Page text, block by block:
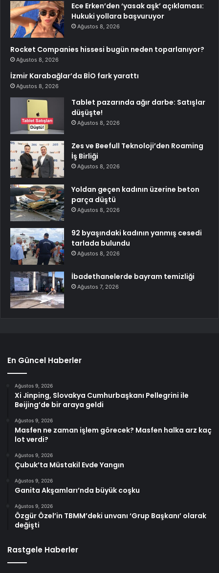
Ece Erken’den ‘yasak aşk’ açıklaması:
Hukuki yollara başvuruyor
Ağustos 8, 2026
Rocket Companies hissesi bugün neden toparlanıyor?
Ağustos 8, 2026
İzmir Karabağlar’da BİO fark yarattı
Ağustos 8, 2026
Tablet pazarında ağır darbe: Satışlar
düşüşte!
Ağustos 8, 2026
Zes ve Beefull Teknoloji’den Roaming
İş Birliği
Ağustos 8, 2026
Yoldan geçen kadının üzerine beton
parça düştü
Ağustos 8, 2026
92 byaşındaki kadının yanmış cesedi
tarlada bulundu
Ağustos 8, 2026
İbadethanelerde bayram temizliği
Ağustos 7, 2026
En Güncel Haberler
Ağustos 9, 2026
Xi Jinping, Slovakya Cumhurbaşkanı Pellegrini ile
Beijing’de bir araya geldi
Ağustos 9, 2026
Masfen ne zaman işlem görecek? Masfen halka arz kaç
lot verdi?
Ağustos 9, 2026
Çubuk’ta Müstakil Evde Yangın
Ağustos 9, 2026
Ganita Akşamları’nda büyük coşku
Ağustos 9, 2026
Özgür Özel’in TBMM’deki unvanı ‘Grup Başkanı’ olarak
değişti
Rastgele Haberler